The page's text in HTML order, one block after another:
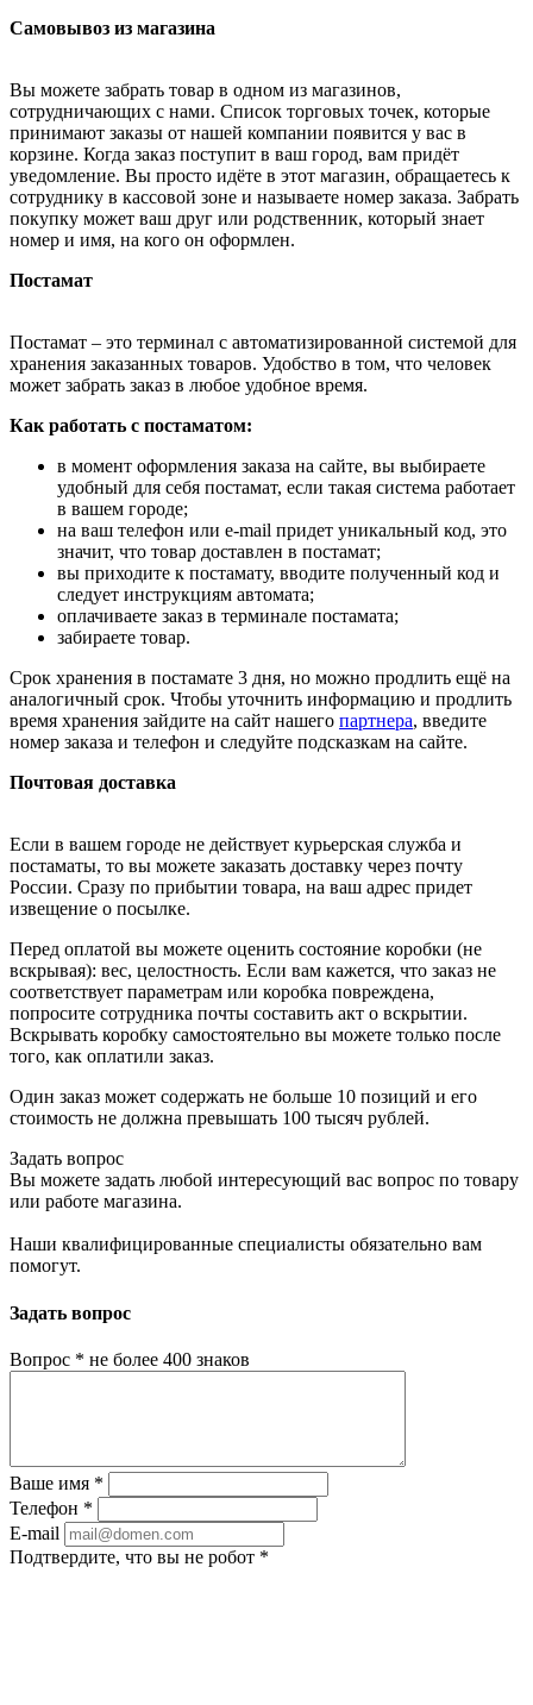
Самовывоз из магазина
Вы можете забрать товар в одном из магазинов,
сотрудничающих с нами. Список торговых точек, которые
принимают заказы от нашей компании появится у вас в
корзине. Когда заказ поступит в ваш город, вам придёт
уведомление. Вы просто идёте в этот магазин, обращаетесь к
сотруднику в кассовой зоне и называете номер заказа. Забрать
покупку может ваш друг или родственник, который знает
номер и имя, на кого он оформлен.
Постамат
Постамат – это терминал с автоматизированной системой для
хранения заказанных товаров. Удобство в том, что человек
может забрать заказ в любое удобное время.
Как работать с постаматом:
в момент оформления заказа на сайте, вы выбираете
удобный для себя постамат, если такая система работает
в вашем городе;
на ваш телефон или e-mail придет уникальный код, это
значит, что товар доставлен в постамат;
вы приходите к постамату, вводите полученный код и
следует инструкциям автомата;
оплачиваете заказ в терминале постамата;
забираете товар.
Срок хранения в постамате 3 дня, но можно продлить ещё на
аналогичный срок. Чтобы уточнить информацию и продлить
время хранения зайдите на сайт нашего партнера, введите
номер заказа и телефон и следуйте подсказкам на сайте.
Почтовая доставка
Если в вашем городе не действует курьерская служба и
постаматы, то вы можете заказать доставку через почту
России. Сразу по прибытии товара, на ваш адрес придет
извещение о посылке.
Перед оплатой вы можете оценить состояние коробки (не
вскрывая): вес, целостность. Если вам кажется, что заказ не
соответствует параметрам или коробка повреждена,
попросите сотрудника почты составить акт о вскрытии.
Вскрывать коробку самостоятельно вы можете только после
того, как оплатили заказ.
Один заказ может содержать не больше 10 позиций и его
стоимость не должна превышать 100 тысяч рублей.
Задать вопрос
Вы можете задать любой интересующий вас вопрос по товару
или работе магазина.
Наши квалифицированные специалисты обязательно вам
помогут.
Задать вопрос
Вопрос * не более 400 знаков
Ваше имя *
Телефон *
E-mail
Подтвердите, что вы не робот *